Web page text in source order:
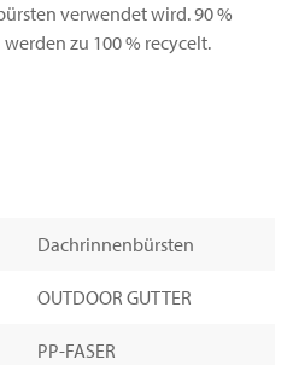
verwendet wird. 90 %
zu 100 % recycelt.
Dachrinnenbürsten
OUTDOOR GUTTER
PP-FASER